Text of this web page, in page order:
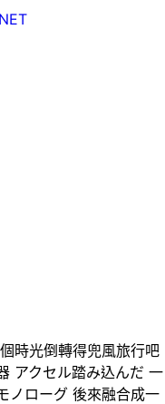
時光倒轉得兜風旅行吧
アクセル踏み込んだ 一
ノローグ 後來融合成一